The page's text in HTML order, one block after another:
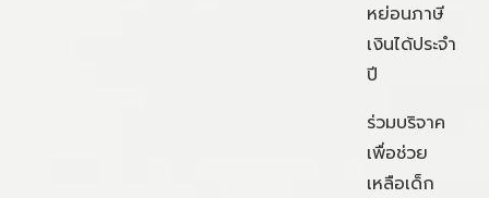
หย่อนภาษี
เงินได้ประจำ
ปี
ร่วมบริจาค
เพื่อช่วย
เหลือเด็ก